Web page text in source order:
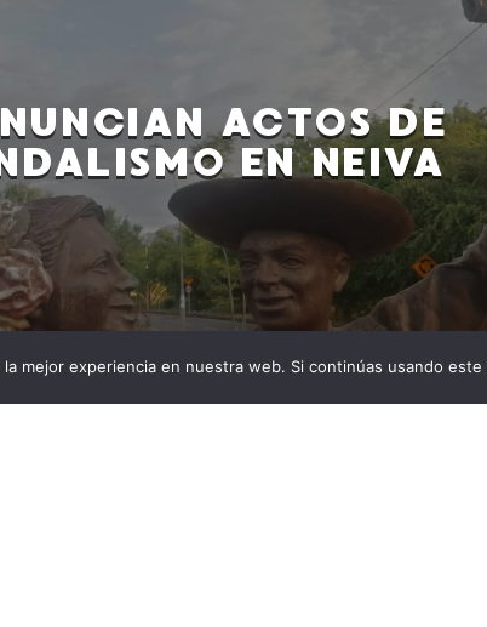
ACTOS DE
EN NEIVA
mejor experiencia en nuestra web. Si continúas usando